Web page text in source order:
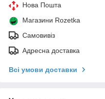
Нова Пошта
Магазини Rozetka
Самовивіз
Адресна доставка
Всі умови доставки